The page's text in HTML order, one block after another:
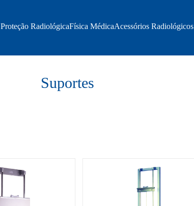
Proteção RadiológicaFísica MédicaAcessórios Radiológicos
Suportes